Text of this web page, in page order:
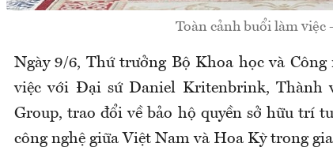
Toàn cảnh buổi làm việc
Ngày 9/6, Thứ trưởng Bộ Khoa học và
việc với Đại sứ Daniel Kritenbrink, Thành
Group, trao đổi về bảo hộ quyền sở hữu trí
công nghệ giữa Việt Nam và Hoa Kỳ trong